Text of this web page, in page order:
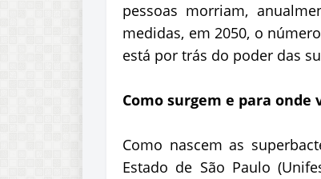
pessoas morriam,
medidas, em 2050, o
está por trás do poder das
Como surgem e para onde
Como nascem as
Estado de São Paulo